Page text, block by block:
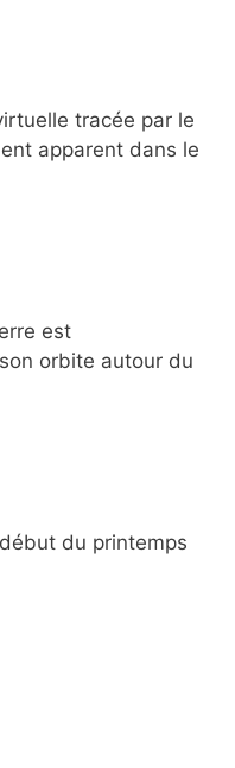
tracée par le
apparent dans le
est
orbite autour du
du printemps